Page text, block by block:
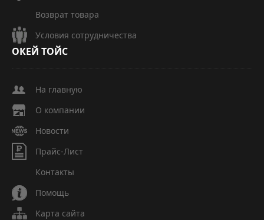
Возврат товара
Условия сотрудничества
ОКЕЙ ТОЙС
На главную
О компании
Новости
Прайс-Лист
Контакты
Помощь
Карта сайта